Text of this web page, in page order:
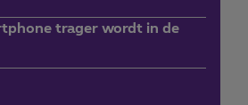
trager wordt in de